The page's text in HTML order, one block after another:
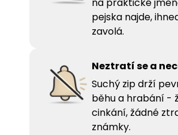
pejska najde,
zavolá.
Neztratí se a
Suchý zip drží
běhu a hrabání -
cinkání, žádné
známky.